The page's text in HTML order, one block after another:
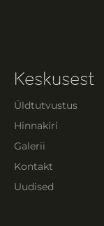
Keskusest
Üldtutvustus
Hinnakiri
Galerii
Kontakt
Uudised